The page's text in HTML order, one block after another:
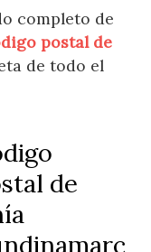
completo de
postal de
de todo el
de